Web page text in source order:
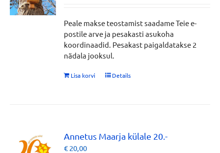
Peale makse teostamist saadame Teie e-
postile arve ja pesakasti asukoha
koordinaadid. Pesakast paigaldatakse 2
nädala jooksul.
Lisa korvi Details
Annetus Maarja külale 20.-
€ 20,00